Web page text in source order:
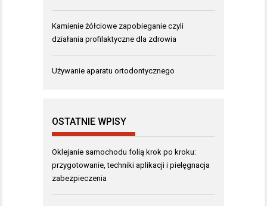
Kamienie żółciowe zapobieganie czyli
działania profilaktyczne dla zdrowia
Używanie aparatu ortodontycznego
OSTATNIE WPISY
Oklejanie samochodu folią krok po kroku:
przygotowanie, techniki aplikacji i pielęgnacja
zabezpieczenia